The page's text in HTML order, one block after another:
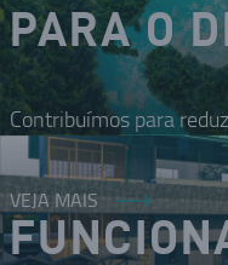
PARA O
Contribuímos para
VEJA MAIS